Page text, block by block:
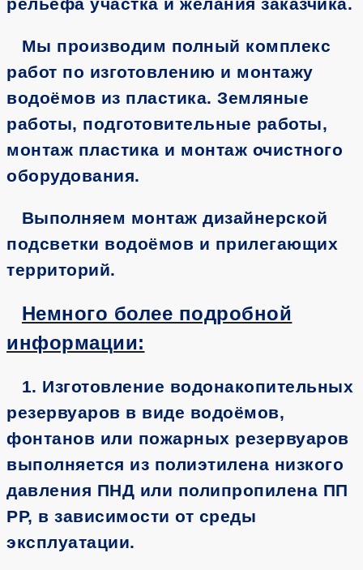
Мы производим полный комплекс
работ по изготовлению и монтажу
водоёмов из пластика. Земляные
работы, подготовительные работы,
монтаж пластика и монтаж очистного
оборудования.
Выполняем монтаж дизайнерской
подсветки водоёмов и прилегающих
территорий.
Немного более подробной
информации:
1. Изготовление водонакопительных
резервуаров в виде водоёмов,
фонтанов или пожарных резервуаров
выполняется из полиэтилена низкого
давления ПНД или полипропилена ПП
РР, в зависимости от среды
эксплуатации.